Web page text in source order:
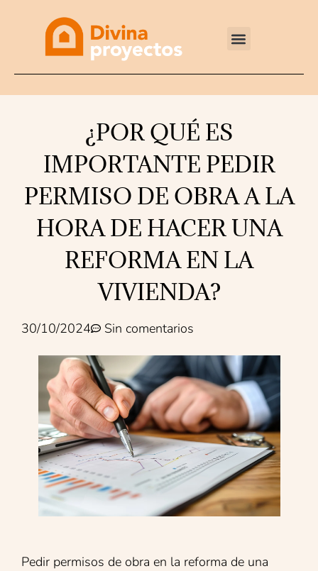
¿POR QUÉ ES
IMPORTANTE PEDIR
PERMISO DE OBRA A LA
HORA DE HACER UNA
REFORMA EN LA
VIVIENDA?
30/10/2024 Sin comentarios
Pedir permisos de obra en la reforma de una